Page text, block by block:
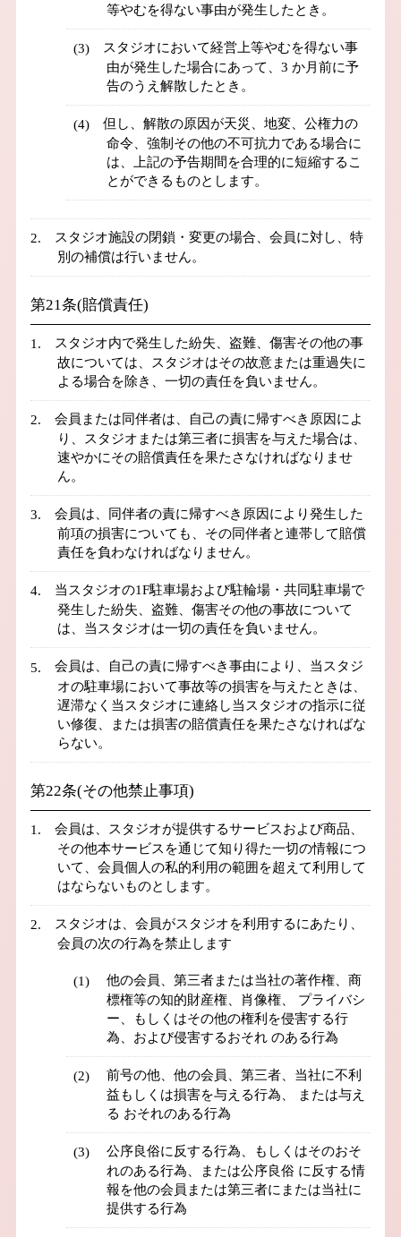
等やむを得ない事由が発生したとき。
スタジオにおいて経営上等やむを得ない事
由が発生した場合にあって、3 か月前に予
告のうえ解散したとき。
但し、解散の原因が天災、地変、公権力の
命令、強制その他の不可抗力である場合に
は、上記の予告期間を合理的に短縮するこ
とができるものとします。
スタジオ施設の閉鎖・変更の場合、会員に対し、特
別の補償は行いません。
第21条(賠償責任)
スタジオ内で発生した紛失、盗難、傷害その他の事
故については、スタジオはその故意または重過失に
よる場合を除き、一切の責任を負いません。
会員または同伴者は、自己の責に帰すべき原因によ
り、スタジオまたは第三者に損害を与えた場合は、
速やかにその賠償責任を果たさなければなりませ
ん。
会員は、同伴者の責に帰すべき原因により発生した
前項の損害についても、その同伴者と連帯して賠償
責任を負わなければなりません。
当スタジオの1F駐車場および駐輪場・共同駐車場で
発生した紛失、盗難、傷害その他の事故について
は、当スタジオは一切の責任を負いません。
会員は、自己の責に帰すべき事由により、当スタジ
オの駐車場において事故等の損害を与えたときは、
遅滞なく当スタジオに連絡し当スタジオの指示に従
い修復、または損害の賠償責任を果たさなければな
らない。
第22条(その他禁止事項)
会員は、スタジオが提供するサービスおよび商品、
その他本サービスを通じて知り得た一切の情報につ
いて、会員個人の私的利用の範囲を超えて利用して
はならないものとします。
スタジオは、会員がスタジオを利用するにあたり、
会員の次の行為を禁止します
他の会員、第三者または当社の著作権、商
標権等の知的財産権、肖像権、 プライバシ
ー、もしくはその他の権利を侵害する行
為、および侵害するおそれ のある行為
前号の他、他の会員、第三者、当社に不利
益もしくは損害を与える行為、 または与え
る おそれのある行為
公序良俗に反する行為、もしくはそのおそ
れのある行為、または公序良俗 に反する情
報を他の会員または第三者にまたは当社に
提供する行為